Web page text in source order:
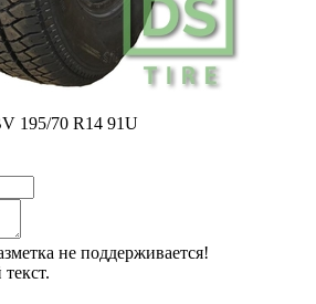
195/70 R14 91U
не поддерживается!